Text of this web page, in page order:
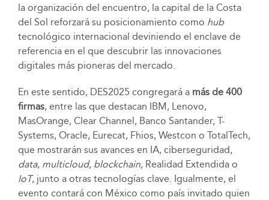
la organización del encuentro, la capital de la Costa
del Sol reforzará su posicionamiento como hub
tecnológico internacional deviniendo el enclave de
referencia en el que descubrir las innovaciones
digitales más pioneras del mercado.
En este sentido, DES2025 congregará a más de 400
firmas, entre las que destacan IBM, Lenovo,
MasOrange, Clear Channel, Banco Santander, T-
Systems, Oracle, Eurecat, Fhios, Westcon o TotalTech,
que mostrarán sus avances en IA, ciberseguridad,
data, multicloud, blockchain, Realidad Extendida o
IoT, junto a otras tecnologías clave. Igualmente, el
evento contará con México como país invitado quien